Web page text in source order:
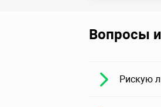
Вопросы
Рискую